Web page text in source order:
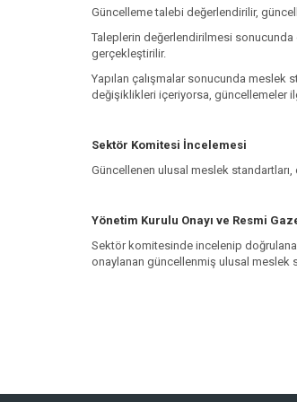
Güncelleme talebi değerlendirilir,
Taleplerin değerlendirilmesi sonucunda
gerçekleştirilir.
Yapılan çalışmalar sonucunda meslek
değişiklikleri içeriyorsa, güncellemeler
Sektör Komitesi İncelemesi
Güncellenen ulusal meslek
Yönetim Kurulu Onayı ve Resmi
Sektör komitesinde incelenip
onaylanan güncellenmiş ulusal meslek